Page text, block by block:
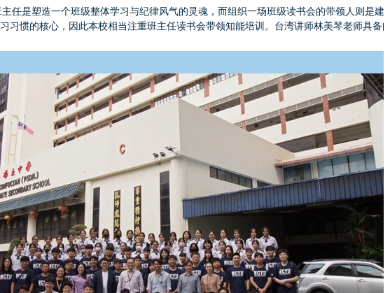
任是塑造一个班级整体学习与纪律风气的灵魂，而组织一场班级读书会的带领人则是建立
习惯的核心，因此本校相当注重班主任读书会带领知能培训。台湾讲师林美琴老师具备阅